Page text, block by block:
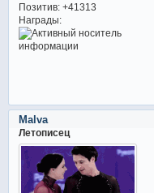
Позитив: +41313
Награды:
Malva
Летописец